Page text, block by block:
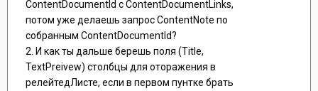
ContentDocumentId c ContentDocumentLinks,
потом уже делаешь запрос ContentNote по
собранным ContentDocumentId?
2. И как ты дальше берешь поля (Title,
TextPreivew) столбцы для оторажения в
релейтедЛисте, если в первом пунтке брать